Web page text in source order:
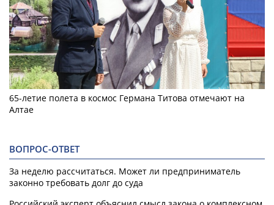
65-летие полета в космос Германа Титова отмечают на
Алтае
ВОПРОС-ОТВЕТ
За неделю рассчитаться. Может ли предприниматель
законно требовать долг до суда